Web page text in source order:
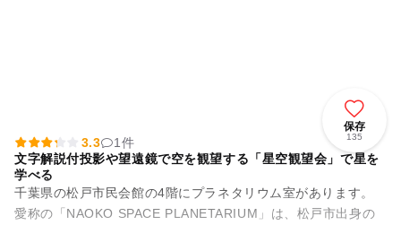
保存
135
3.3
1件
文字解説付投影や望遠鏡で空を観望する「星空観望会」で星を
学べる
千葉県の松戸市民会館の4階にプラネタリウム室があります。
愛称の「NAOKO SPACE PLANETARIUM」は、松戸市出身の